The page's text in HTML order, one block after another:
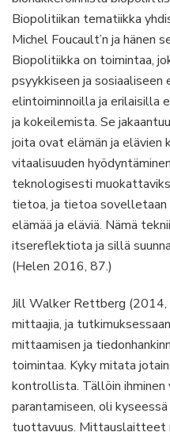
Biopolitiikan tematiikka
Michel Foucault’n ja hänen
Biopolitiikka on toimintaa,
psyykkiseen ja sosiaaliseen
elintoiminnoilla ja erilaisilla
ja kokeilemista. Se
joita ovat elämän ja elävien
vitaalisuuden
teknologisesti
tietoa, ja tietoa sovelletaan
elämää ja eläviä. Nämä
itsereflektiota ja sillä
(Helen 2016, 87.)
Jill Walker Rettberg
mittaajia, ja
mittaamisen ja
toimintaa. Kyky mitata
kontrollista. Tällöin ihminen
parantamiseen, oli
tuottavuus. Mittauslaitteet